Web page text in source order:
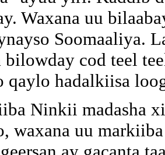
Waxana uu
Soomaaliya.
bilowday cod teel
qaylo hadalkiisa
Ninkii madasha
waxana uu
ay gacanta